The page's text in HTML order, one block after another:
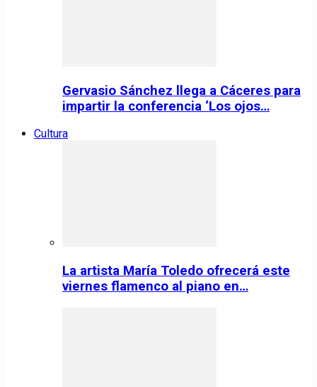
Gervasio Sánchez llega a Cáceres para
impartir la conferencia ‘Los ojos…
Cultura
La artista María Toledo ofrecerá este
viernes flamenco al piano en…